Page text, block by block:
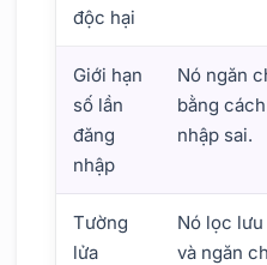
độc hại
Giới hạn
số lần
đăng
nhập
Nó ngăn
bằng
nhập sai.
Tường
lửa
Nó lọc
và ngăn